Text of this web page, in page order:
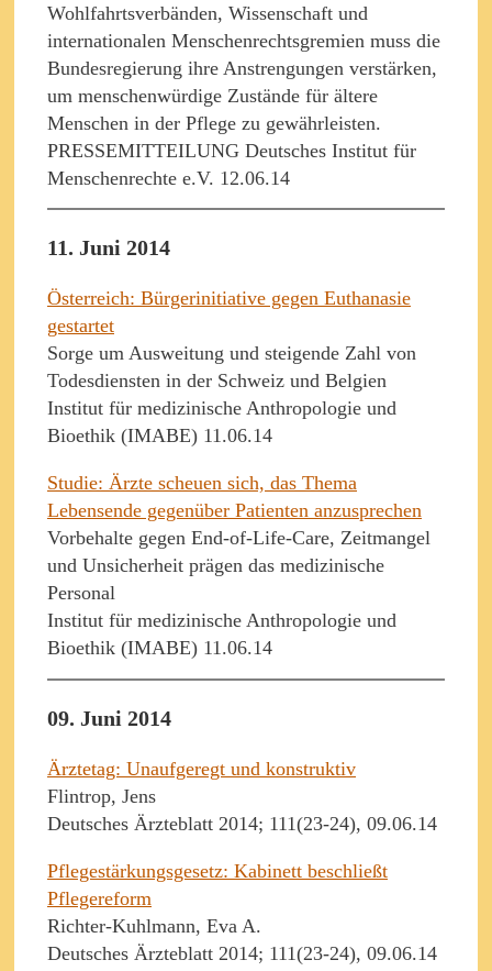
Wohlfahrtsverbänden, Wissenschaft und
internationalen Menschenrechtsgremien muss die
Bundesregierung ihre Anstrengungen verstärken,
um menschenwürdige Zustände für ältere
Menschen in der Pflege zu gewährleisten.
PRESSEMITTEILUNG Deutsches Institut für
Menschenrechte e.V. 12.06.14
11. Juni 2014
Österreich: Bürgerinitiative gegen Euthanasie
gestartet
Sorge um Ausweitung und steigende Zahl von
Todesdiensten in der Schweiz und Belgien
Institut für medizinische Anthropologie und
Bioethik (IMABE) 11.06.14
Studie: Ärzte scheuen sich, das Thema
Lebensende gegenüber Patienten anzusprechen
Vorbehalte gegen End-of-Life-Care, Zeitmangel
und Unsicherheit prägen das medizinische
Personal
Institut für medizinische Anthropologie und
Bioethik (IMABE) 11.06.14
09. Juni 2014
Ärztetag: Unaufgeregt und konstruktiv
Flintrop, Jens
Deutsches Ärzteblatt 2014; 111(23-24), 09.06.14
Pflegestärkungsgesetz: Kabinett beschließt
Pflegereform
Richter-Kuhlmann, Eva A.
Deutsches Ärzteblatt 2014; 111(23-24), 09.06.14